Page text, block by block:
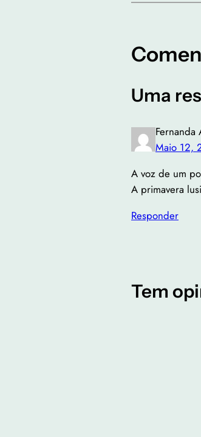
Uma
Maio 12,
A voz de um
A primavera
Responder
Tem